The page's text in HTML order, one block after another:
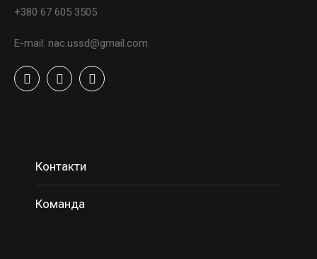
+380 67 605 3505
E-mail: nac.ussd@gmail.com
Контакти
Команда